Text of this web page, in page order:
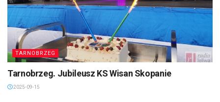
TARNOBRZEG
Tarnobrzeg. Jubileusz KS Wisan Skopanie
2025-09-15